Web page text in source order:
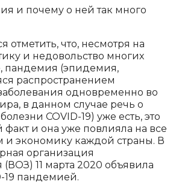
и почему о ней так много
отметить, что, несмотря на
и недовольство многих
пандемия (эпидемия,
распространением
одновременно во
в данном случае речь о
COVID-19) уже есть, это
и она уже повлияла на все
и экономику каждой страны. В
организация
11 марта 2020 объявила
пандемией.